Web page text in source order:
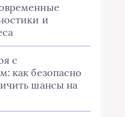
и
с
как безопасно
шансы на